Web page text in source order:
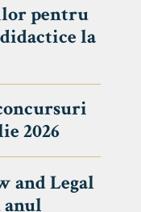
pentru
la
2026
and Legal